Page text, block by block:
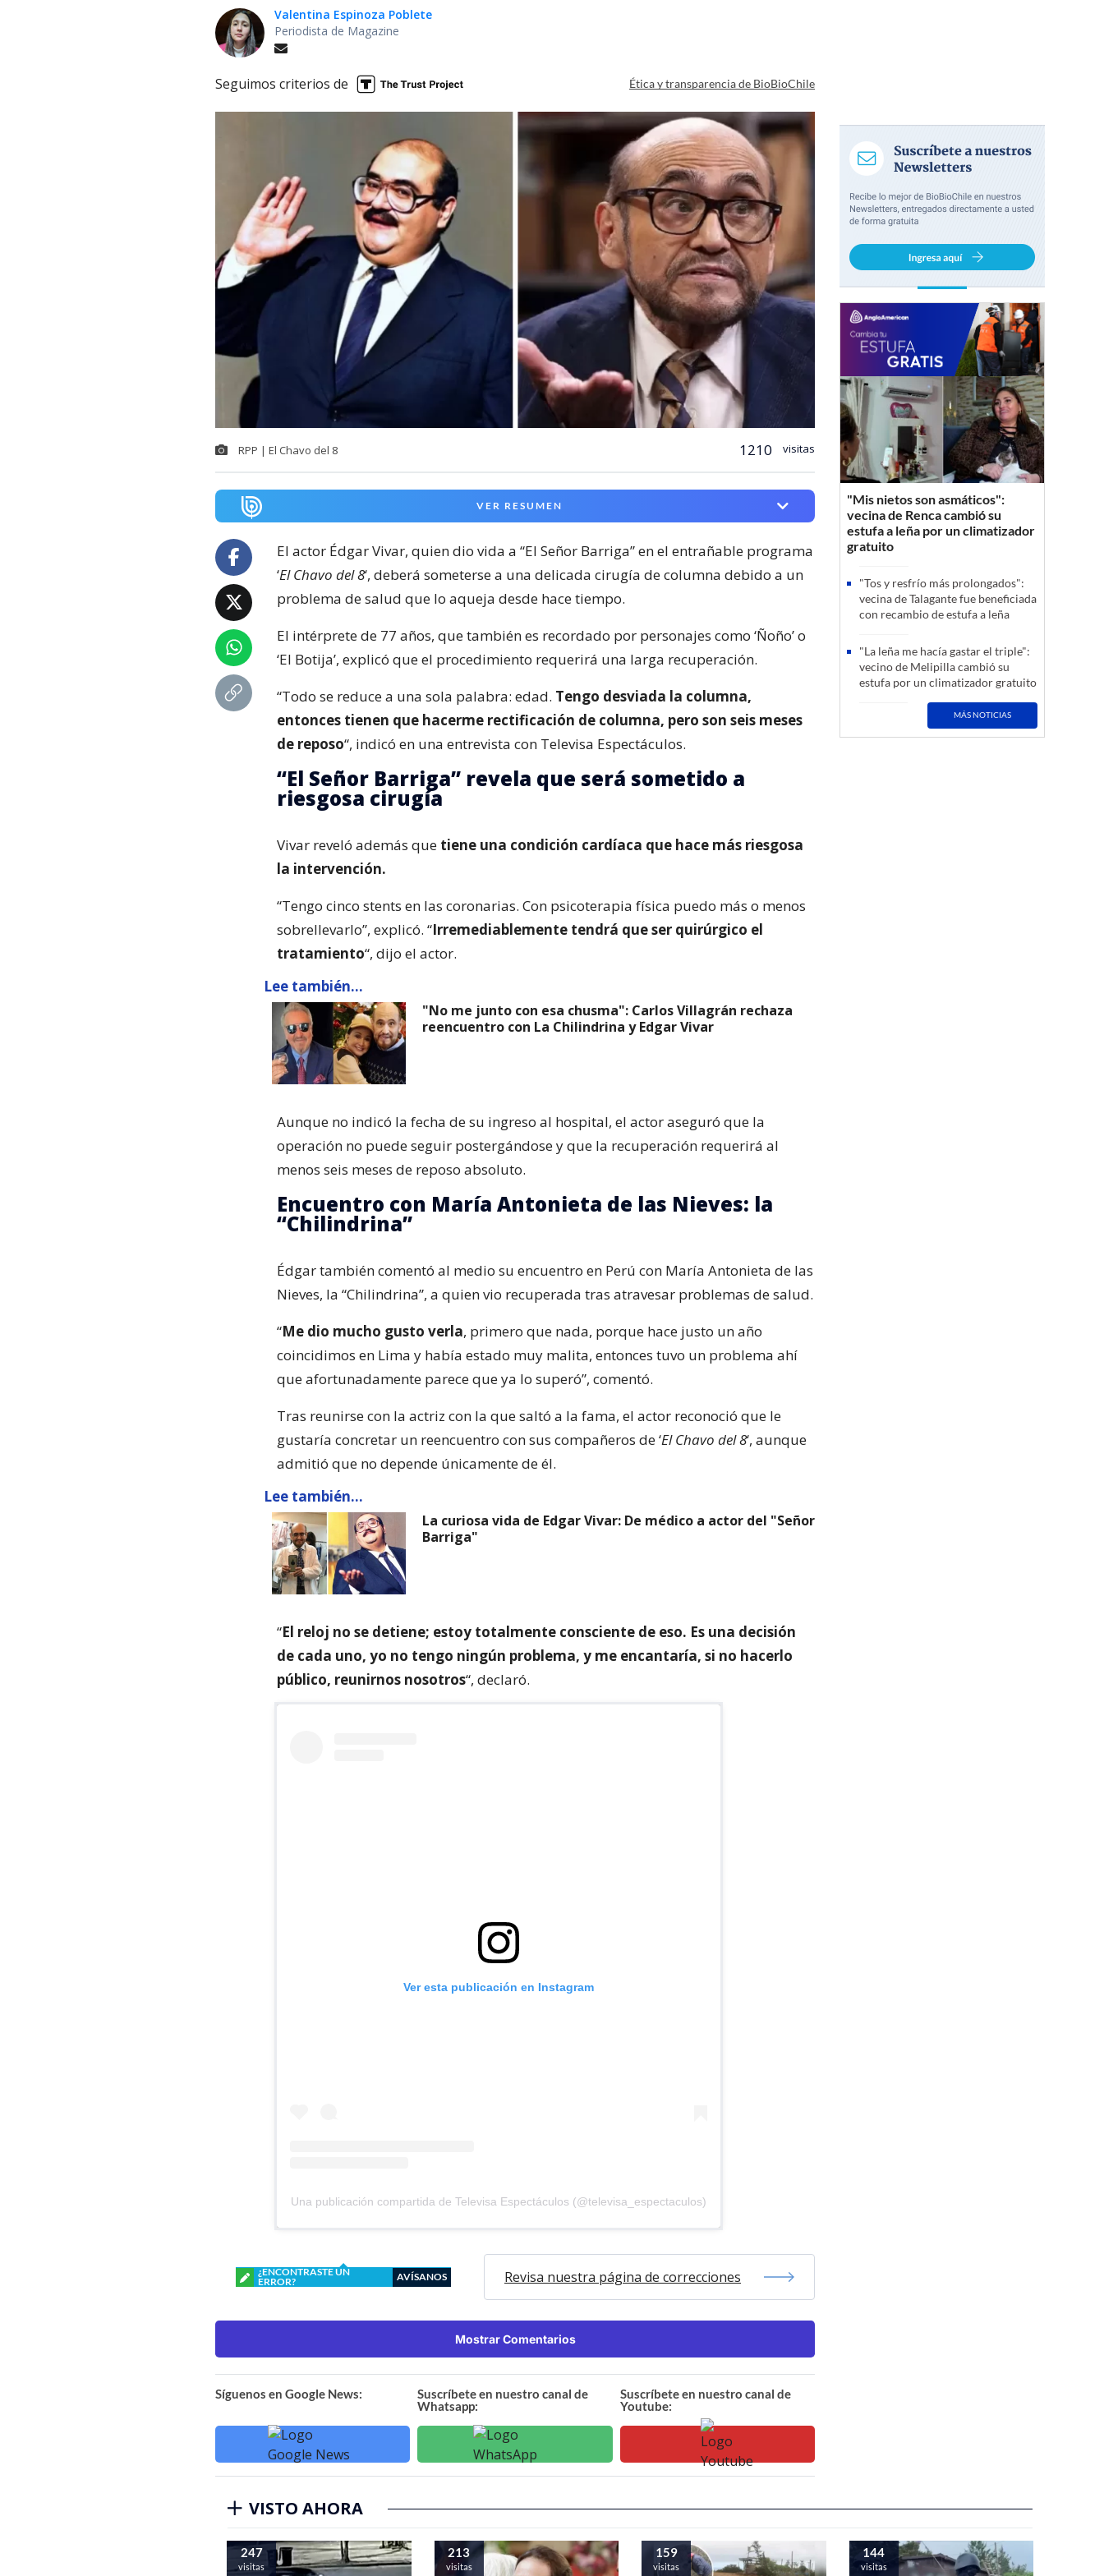
Valentina Espinoza Poblete
Periodista de Magazine
Seguimos criterios de Ética y transparencia de BioBioChile
RPP | El Chavo del 8 1210 visitas
VER RESUMEN
El actor Édgar Vivar, quien dio vida a “El Señor Barriga” en el entrañable programa
‘El Chavo del 8‘, deberá someterse a una delicada cirugía de columna debido a un
problema de salud que lo aqueja desde hace tiempo.
El intérprete de 77 años, que también es recordado por personajes como ‘Ñoño’ o
‘El Botija’, explicó que el procedimiento requerirá una larga recuperación.
“Todo se reduce a una sola palabra: edad. Tengo desviada la columna,
entonces tienen que hacerme rectificación de columna, pero son seis meses
de reposo“, indicó en una entrevista con Televisa Espectáculos.
“El Señor Barriga” revela que será sometido a
riesgosa cirugía
Vivar reveló además que tiene una condición cardíaca que hace más riesgosa
la intervención.
“Tengo cinco stents en las coronarias. Con psicoterapia física puedo más o menos
sobrellevarlo”, explicó. “Irremediablemente tendrá que ser quirúrgico el
tratamiento“, dijo el actor.
Lee también...
"No me junto con esa chusma": Carlos Villagrán rechaza
reencuentro con La Chilindrina y Edgar Vivar
Aunque no indicó la fecha de su ingreso al hospital, el actor aseguró que la
operación no puede seguir postergándose y que la recuperación requerirá al
menos seis meses de reposo absoluto.
Encuentro con María Antonieta de las Nieves: la
“Chilindrina”
Édgar también comentó al medio su encuentro en Perú con María Antonieta de las
Nieves, la “Chilindrina”, a quien vio recuperada tras atravesar problemas de salud.
“Me dio mucho gusto verla, primero que nada, porque hace justo un año
coincidimos en Lima y había estado muy malita, entonces tuvo un problema ahí
que afortunadamente parece que ya lo superó”, comentó.
Tras reunirse con la actriz con la que saltó a la fama, el actor reconoció que le
gustaría concretar un reencuentro con sus compañeros de ‘El Chavo del 8‘, aunque
admitió que no depende únicamente de él.
Lee también...
La curiosa vida de Edgar Vivar: De médico a actor del "Señor
Barriga"
“El reloj no se detiene; estoy totalmente consciente de eso. Es una decisión
de cada uno, yo no tengo ningún problema, y me encantaría, si no hacerlo
público, reunirnos nosotros“, declaró.
Ver esta publicación en Instagram
Una publicación compartida de Televisa Espectáculos (@televisa_espectaculos)
¿ENCONTRASTE UN
ERROR?
AVÍSANOS Revisa nuestra página de correcciones
Mostrar Comentarios
Síguenos en Google News:
Suscríbete en nuestro canal de
Whatsapp:
Suscríbete en nuestro canal de
Youtube:
"Mis nietos son asmáticos":
vecina de Renca cambió su
estufa a leña por un climatizador
gratuito
"Tos y resfrío más prolongados":
vecina de Talagante fue beneficiada
con recambio de estufa a leña
"La leña me hacía gastar el triple":
vecino de Melipilla cambió su
estufa por un climatizador gratuito
MÁS NOTICIAS
VISTO AHORA
247
visitas
213
visitas
159
visitas
144
visitas